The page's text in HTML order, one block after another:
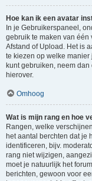
Hoe kan ik een avatar
In je Gebruikerspaneel,
gebruik te maken van één
Afstand of Upload. Het is
te kiezen op welke
kunt gebruiken, neem
hierover.
Omhoog
Wat is mijn rang en hoe
Rangen, welke
het aantal berchten dat je
identificeren, bijv.
rang niet wijzigen,
moet je natuurlijk het
berichten, gewoon voor